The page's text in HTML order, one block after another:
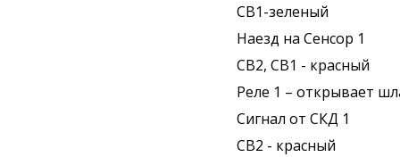
СВ1-зеленый
Наезд на Сенсор 1
СВ2, СВ1 - красный
Реле 1 – открывает
Сигнал от СКД 1
СВ2 - красный